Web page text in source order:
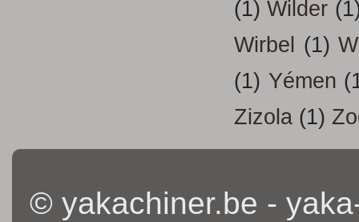
(1) Wilder
Wirbel
(1)
(1) Yémen
Zizola (1)
© yakachiner.be -